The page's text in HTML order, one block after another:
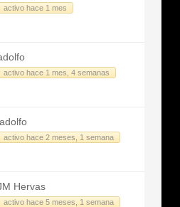
activo hace 1 mes
activo hace 1 mes, 4 semanas
activo hace 2 meses, 1 semana
Hervas
activo hace 5 meses, 1 semana